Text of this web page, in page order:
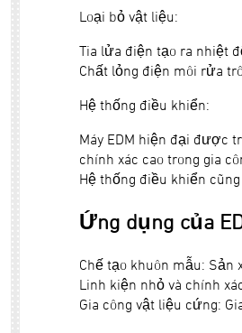
Loại bỏ vật liệu:
Tia lửa điện tạo ra nhiệt
Chất lỏng điện môi rửa
Hệ thống điều khiển:
Máy EDM hiện đại được
chính xác cao trong gia
Hệ thống điều khiển
Ứng dụng của
Chế tạo khuôn mẫu: Sản
Linh kiện nhỏ và chính
Gia công vật liệu cứng: